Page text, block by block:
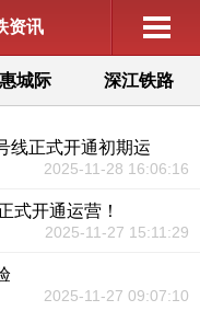
资讯
城际 深江铁路
线正式开通初期运
2025-11-28 16:06:16
式开通运营！
2025-11-27 15:11:29
2025-11-27 09:07:10